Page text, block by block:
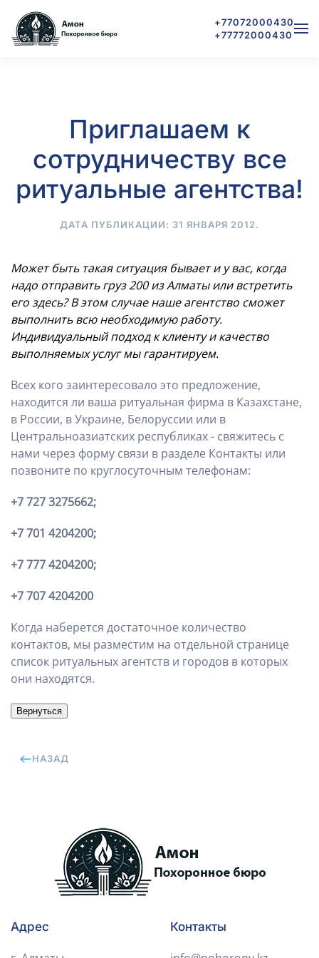
Skip to main content
+77072000430
+77772000430
Приглашаем к
сотрудничеству все
ритуальные агентства!
ДАТА ПУБЛИКАЦИИ: 31 ЯНВАРЯ 2012.
Может быть такая ситуация бывает и у вас, когда
надо отправить груз 200 из Алматы или встретить
его здесь? В этом случае наше агентство сможет
выполнить всю необходимую работу.
Индивидуальный подход к клиенту и качество
выполняемых услуг мы гарантируем.
Всех кого заинтересовало это предложение,
находится ли ваша ритуальная фирма в Казахстане,
в России, в Украине, Белоруссии или в
Центральноазиатских республиках - свяжитесь с
нами через форму связи в разделе Контакты или
позвоните по круглосуточным телефонам:
+7 727 3275662;
+7 701 4204200;
+7 777 4204200;
+7 707 4204200
Когда наберется достаточное количество
контактов, мы разместим на отдельной странице
список ритуальных агентств и городов в которых
они находятся.
НАЗАД
Адрес Контакты